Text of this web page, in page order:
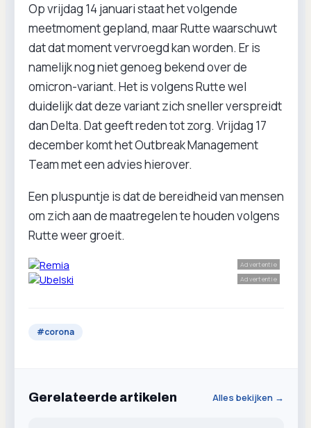
Op vrijdag 14 januari staat het volgende
meetmoment gepland, maar Rutte waarschuwt
dat dat moment vervroegd kan worden. Er is
namelijk nog niet genoeg bekend over de
omicron-variant. Het is volgens Rutte wel
duidelijk dat deze variant zich sneller verspreidt
dan Delta. Dat geeft reden tot zorg. Vrijdag 17
december komt het Outbreak Management
Team met een advies hierover.
Een pluspuntje is dat de bereidheid van mensen
om zich aan de maatregelen te houden volgens
Rutte weer groeit.
Advertentie
Advertentie
#corona
Gerelateerde artikelen Alles bekijken →